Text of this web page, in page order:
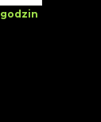
godzin